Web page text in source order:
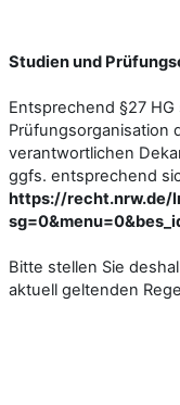
Studien und
Entsprechend §27
Prüfungsorganisation
verantwortlichen
ggfs. entsprechend
https://recht.nrw.de/
Bitte stellen Sie
aktuell geltenden